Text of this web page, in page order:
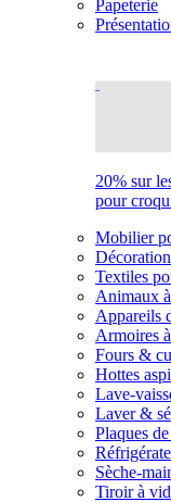
Papeterie
20% sur
pour
Mobilier
Textiles
Animaux
Appareils
Armoires
Fours &
Hottes
Lave-
Laver &
Plaques
Sèche-
Tiroir à